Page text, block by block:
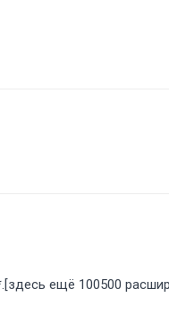
ещё 100500